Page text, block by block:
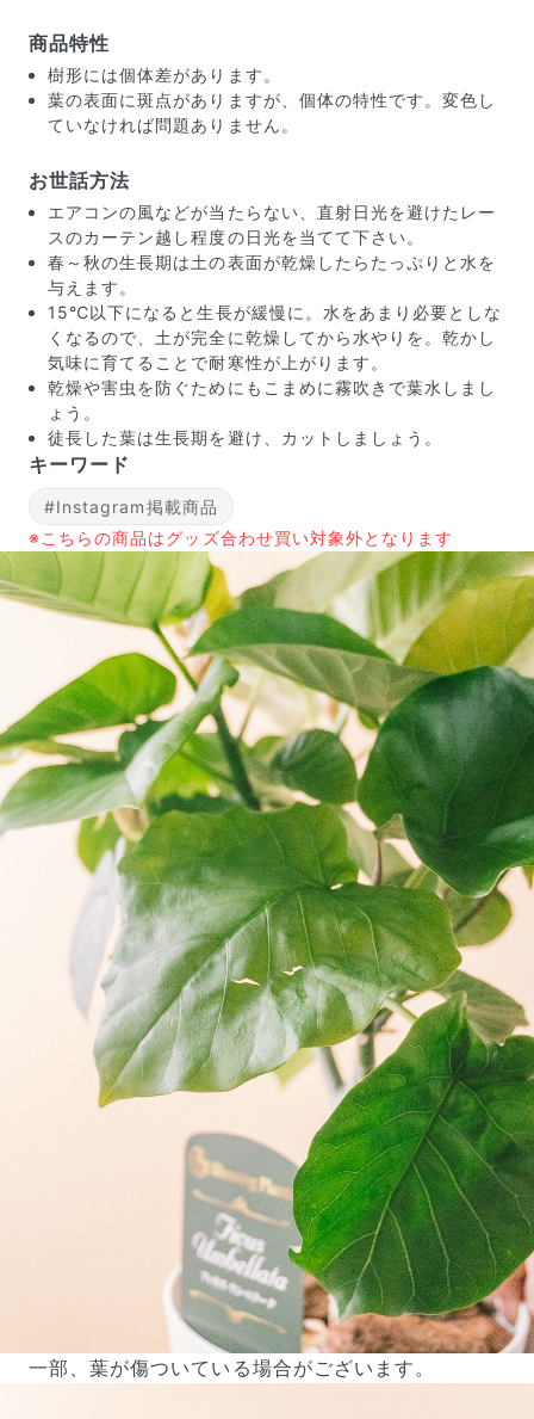
届いたお花に元気がなかったら？
もし届いたお花に「枯れている」「折れている」などの
不備があった場合は、些細なことでもお気軽にサポート
までご連絡ください。ご返金にて補償いたします。
写真と同じものが届く？
商品ページに掲載している写真は、実際にお届けする商
品を撮影したものです。お花は生き物なので、どうして
も色味やサイズ・咲き方に個体差はありますが、できる
だけ写真のイメージに近いものをお届けできるように人
の目でチェックをしています。
Q. 毎月自動でお花が届くサービスですか？
いいえ、毎月自動でお届けするサービスではありません。好
きな時に好きな花をご注文いただけます。
商品特性
樹形には個体差があります。
葉の表面に斑点がありますが、個体の特性です。変色し
ていなければ問題ありません。
お世話方法
エアコンの風などが当たらない、直射日光を避けたレー
スのカーテン越し程度の日光を当てて下さい。
春～秋の生長期は土の表面が乾燥したらたっぷりと水を
与えます。
15℃以下になると生長が緩慢に。水をあまり必要としな
くなるので、土が完全に乾燥してから水やりを。乾かし
気味に育てることで耐寒性が上がります。
乾燥や害虫を防ぐためにもこまめに霧吹きで葉水しまし
ょう。
徒長した葉は生長期を避け、カットしましょう。
キーワード
#Instagram掲載商品
※こちらの商品はグッズ合わせ買い対象外となります
一部、葉が傷ついている場合がございます。